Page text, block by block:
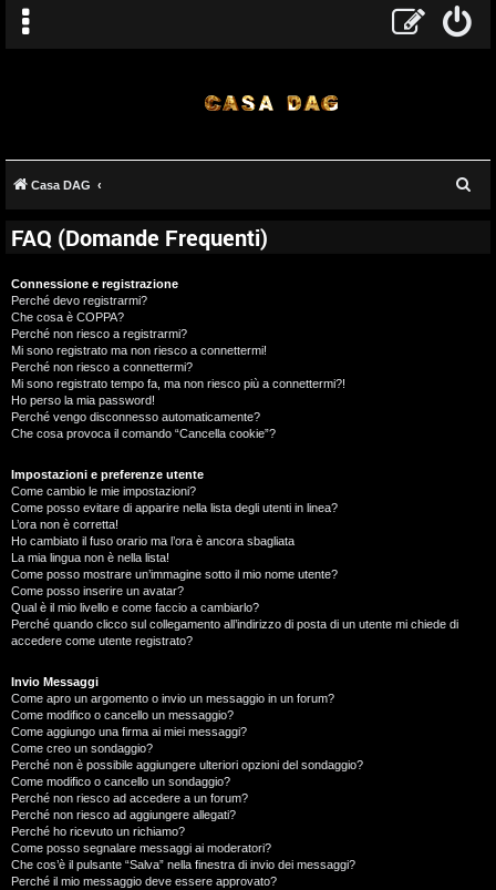
Casa DAG
FAQ (Domande Frequenti)
Connessione e registrazione
Perché devo registrarmi?
Che cosa è COPPA?
Perché non riesco a registrarmi?
Mi sono registrato ma non riesco a connettermi!
Perché non riesco a connettermi?
Mi sono registrato tempo fa, ma non riesco più a connettermi?!
Ho perso la mia password!
Perché vengo disconnesso automaticamente?
Che cosa provoca il comando “Cancella cookie”?
Impostazioni e preferenze utente
Come cambio le mie impostazioni?
Come posso evitare di apparire nella lista degli utenti in linea?
L’ora non è corretta!
Ho cambiato il fuso orario ma l’ora è ancora sbagliata
La mia lingua non è nella lista!
Come posso mostrare un’immagine sotto il mio nome utente?
Come posso inserire un avatar?
Qual è il mio livello e come faccio a cambiarlo?
Perché quando clicco sul collegamento all’indirizzo di posta di un utente mi chiede di
accedere come utente registrato?
Invio Messaggi
Come apro un argomento o invio un messaggio in un forum?
Come modifico o cancello un messaggio?
Come aggiungo una firma ai miei messaggi?
Come creo un sondaggio?
Perché non è possibile aggiungere ulteriori opzioni del sondaggio?
Come modifico o cancello un sondaggio?
Perché non riesco ad accedere a un forum?
Perché non riesco ad aggiungere allegati?
Perché ho ricevuto un richiamo?
Come posso segnalare messaggi ai moderatori?
Che cos’è il pulsante “Salva” nella finestra di invio dei messaggi?
Perché il mio messaggio deve essere approvato?